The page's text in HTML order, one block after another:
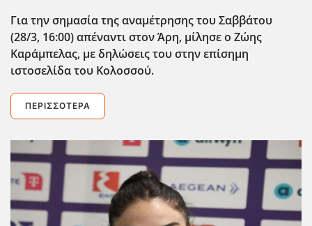
Για την σημασία της αναμέτρησης του Σαββάτου
(28/3, 16:00) απέναντι στον Άρη, μίλησε ο Ζώης
Καράμπελας, με δηλώσεις του στην επίσημη
ιστοσελίδα του Κολοσσού.
ΠΕΡΙΣΣΌΤΕΡΑ